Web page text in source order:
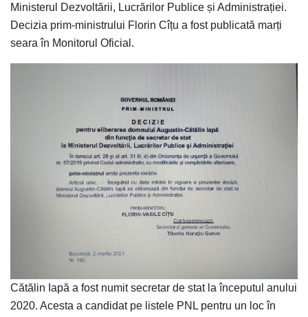
Ministerul Dezvoltării, Lucrărilor Publice și Administrației.
Decizia prim-ministrului Florin Cîțu a fost publicată marți
seara în Monitorul Oficial.
Cătălin Iapă a fost numit secretar de stat la începutul anului
2020. Acesta a candidat pe listele PNL pentru un loc în